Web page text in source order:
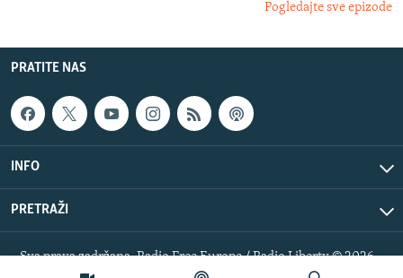
Pogledajte sve epizode
PRATITE NAS
INFO
PRETRAŽI
Sva prava zadržana. Radio Free Europe / Radio Liberty © 2026
RFE/RL, Inc.